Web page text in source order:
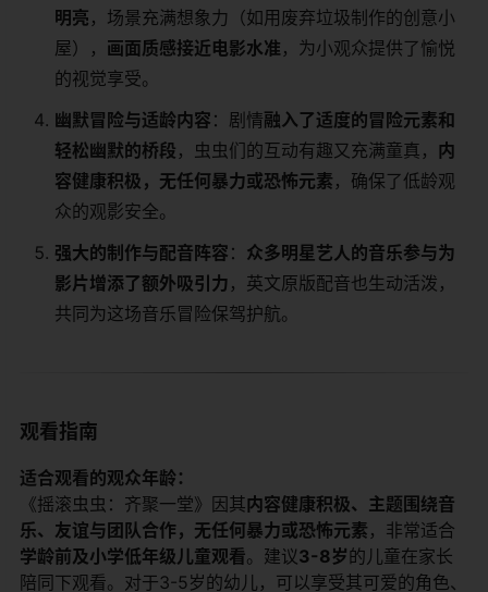
明亮​ ​，场景充满想象力（如用废弃垃圾制作的创意小
屋），​ ​画面质感接近电影水准​ ​，为小观众提供了愉悦
的视觉享受。
​幽默冒险与适龄内容​ ​：剧情​​融入了适度的冒险元素和
轻松幽默的桥段​ ​，虫虫们的互动有趣又充满童真，​ ​内
容健康积极，无任何暴力或恐怖元素​ ​，确保了低龄观
众的观影安全。
​强大的制作与配音阵容​ ​：​ ​众多明星艺人的音乐参与为
影片增添了额外吸引力​ ​，英文原版配音也生动活泼，
共同为这场音乐冒险保驾护航。
观看指南
​适合观看的观众年龄：​
《摇滚虫虫：齐聚一堂》因其​​内容健康积极、主题围绕音
乐、友谊与团队合作，无任何暴力或恐怖元素​ ​，非常适合​
学龄前及小学低年级儿童观看​​。建议​​3-8岁​​的儿童在家长
陪同下观看。对于3-5岁的幼儿，可以享受其可爱的角色、